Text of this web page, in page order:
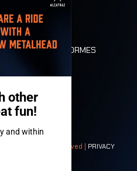
LONE WOLVES
PLAN
DEATH RIDE
VALEURS ET NORMES
HISTOIRE
– All rights reserved | PRIVACY